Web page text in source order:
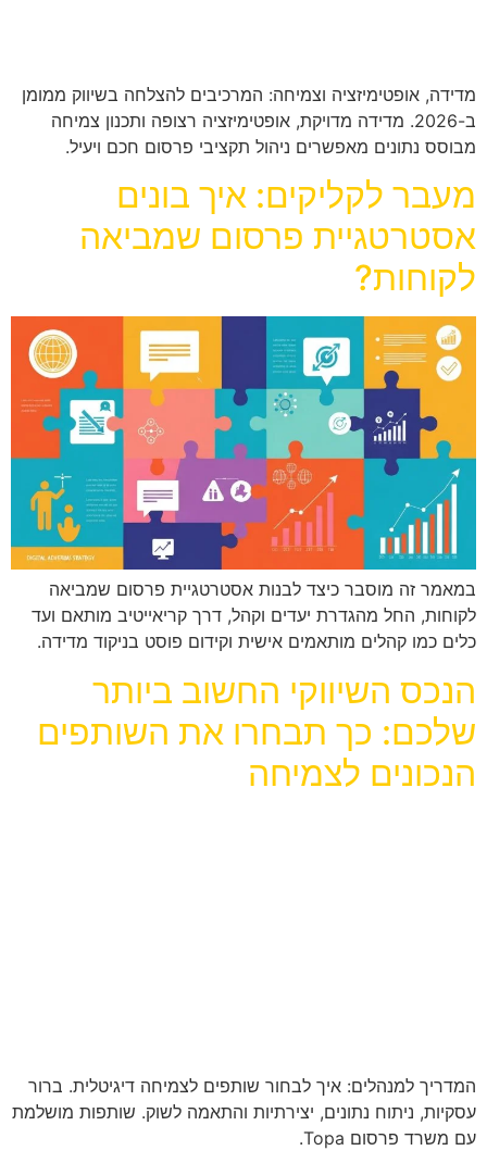
מדידה, אופטימיזציה וצמיחה: המרכיבים להצלחה בשיווק ממומן
ב-2026. מדידה מדויקת, אופטימיזציה רצופה ותכנון צמיחה
מבוסס נתונים מאפשרים ניהול תקציבי פרסום חכם ויעיל.
מעבר לקליקים: איך בונים
אסטרטגיית פרסום שמביאה
לקוחות?
במאמר זה מוסבר כיצד לבנות אסטרטגיית פרסום שמביאה
לקוחות, החל מהגדרת יעדים וקהל, דרך קריאייטיב מותאם ועד
כלים כמו קהלים מותאמים אישית וקידום פוסט בניקוד מדידה.
הנכס השיווקי החשוב ביותר
שלכם: כך תבחרו את השותפים
הנכונים לצמיחה
המדריך למנהלים: איך לבחור שותפים לצמיחה דיגיטלית. ברור
עסקיות, ניתוח נתונים, יצירתיות והתאמה לשוק. שותפות מושלמת
עם משרד פרסום Topa.